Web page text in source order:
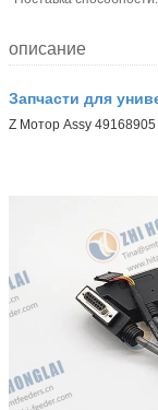
описание
Запчасти для
Z Мотор Assy 49168905